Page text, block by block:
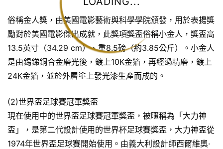
俗稱金人獎，由美國電影藝術與科學學院頒發，用於表揚獎
勵對於美國電影傑出成就，此獎項獎盃俗稱小金人，獎盃高
13.5英寸（34.29 cm）、重8.5磅（約3.85公斤）。小金人
是由錫銻銅合金磨光後，鍍上10K金箔，再經過精磨，鍍上
24K金箔，並於外層塗上發光漆生產而成的。
(2)世界盃足球賽冠軍獎盃
現在使用中的世界盃足球賽冠軍獎盃，被暱稱為「大力神
盃」，是第二代設計使用的世界杯足球賽獎盃，大力神盃從
1974年世界盃足球賽開始使用。由義大利設計師西爾維奧·